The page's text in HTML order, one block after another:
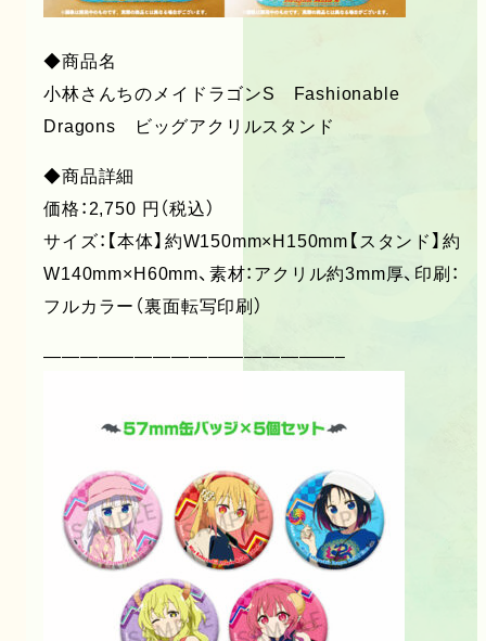
◆商品名
小林さんちのメイドラゴンS Fashionable
Dragons ビッグアクリルスタンド
◆商品詳細
価格：2,750 円（税込）
サイズ：【本体】約W150mm×H150mm【スタンド】約
W140mm×H60mm、素材：アクリル約3mm厚、印刷：
フルカラー（裏面転写印刷）
————————————————–